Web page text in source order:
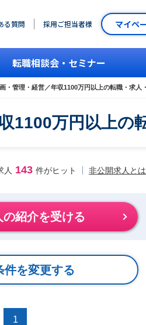
る質問 採用ご担当者様 マイペ
転職相談会・セミナー
・管理・経営／年収1100万円以上の転職・求人
1100万円以上の
人 143 件がヒット 非公開求人とは
紹介を受ける
件を変更する
1